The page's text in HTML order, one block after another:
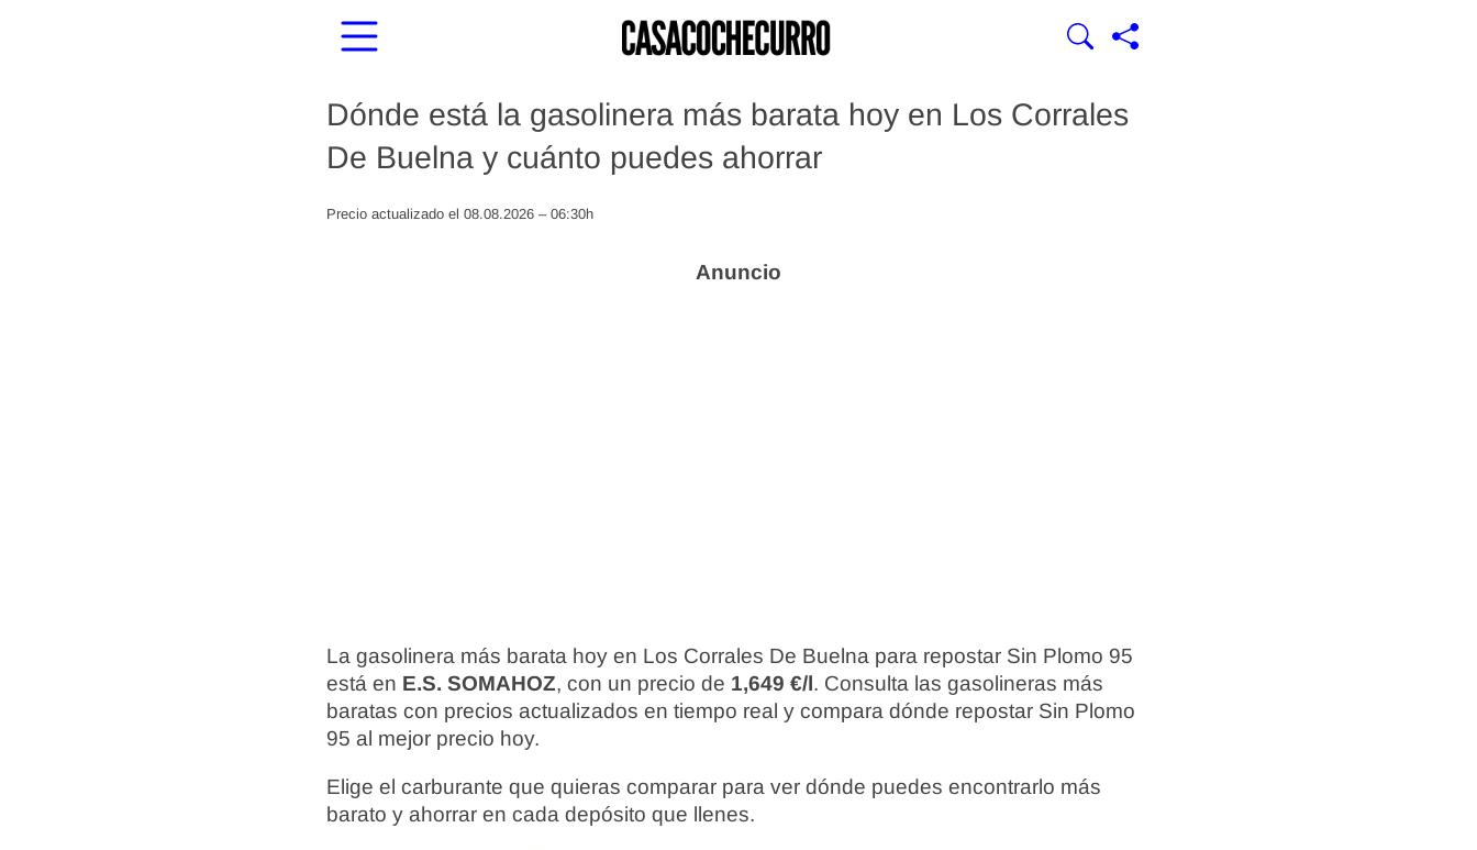
Dónde está la gasolinera más barata hoy en Los Corrales
De Buelna y cuánto puedes ahorrar
Precio actualizado el 08.08.2026 – 06:30h
La gasolinera más barata hoy en Los Corrales De Buelna para repostar Sin Plomo 95
está en E.S. SOMAHOZ, con un precio de 1,649 €/l. Consulta las gasolineras más
baratas con precios actualizados en tiempo real y compara dónde repostar Sin Plomo
95 al mejor precio hoy.
Elige el carburante que quieras comparar para ver dónde puedes encontrarlo más
barato y ahorrar en cada depósito que llenes.